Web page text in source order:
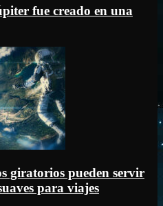
fue creado en una
giratorios pueden servir
para viajes